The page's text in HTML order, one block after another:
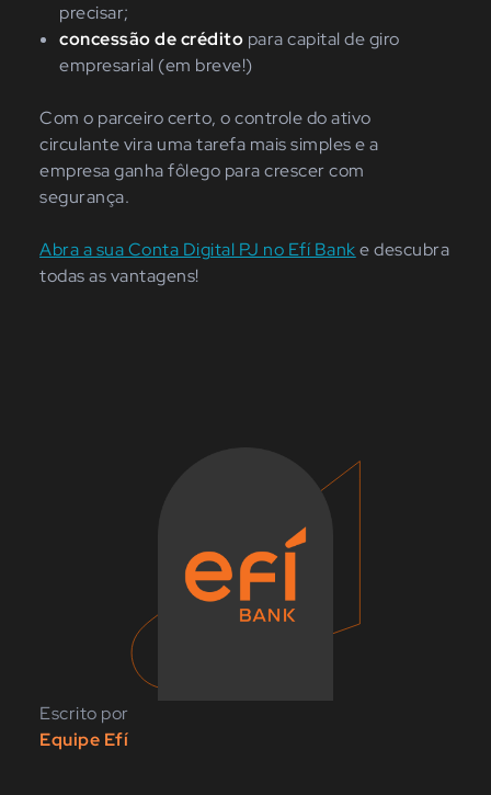
precisar;
concessão de crédito para capital de giro
empresarial (em breve!)
Com o parceiro certo, o controle do ativo
circulante vira uma tarefa mais simples e a
empresa ganha fôlego para crescer com
segurança.
Abra a sua Conta Digital PJ no Efí Banke descubra
todas as vantagens!
Escrito por
Equipe Efí